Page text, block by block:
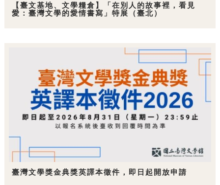
【臺文基地、文學糧倉】「在別人的故事裡，看見
愛：臺灣文學的愛情書寫」特展（臺北）
臺灣文學獎金典獎英譯本徵件，即日起開放申請